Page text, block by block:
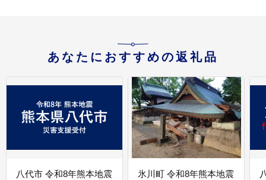
あなたにおすすめの返礼品
八代市 令和8年熊本地震
氷川町 令和8年熊本地震